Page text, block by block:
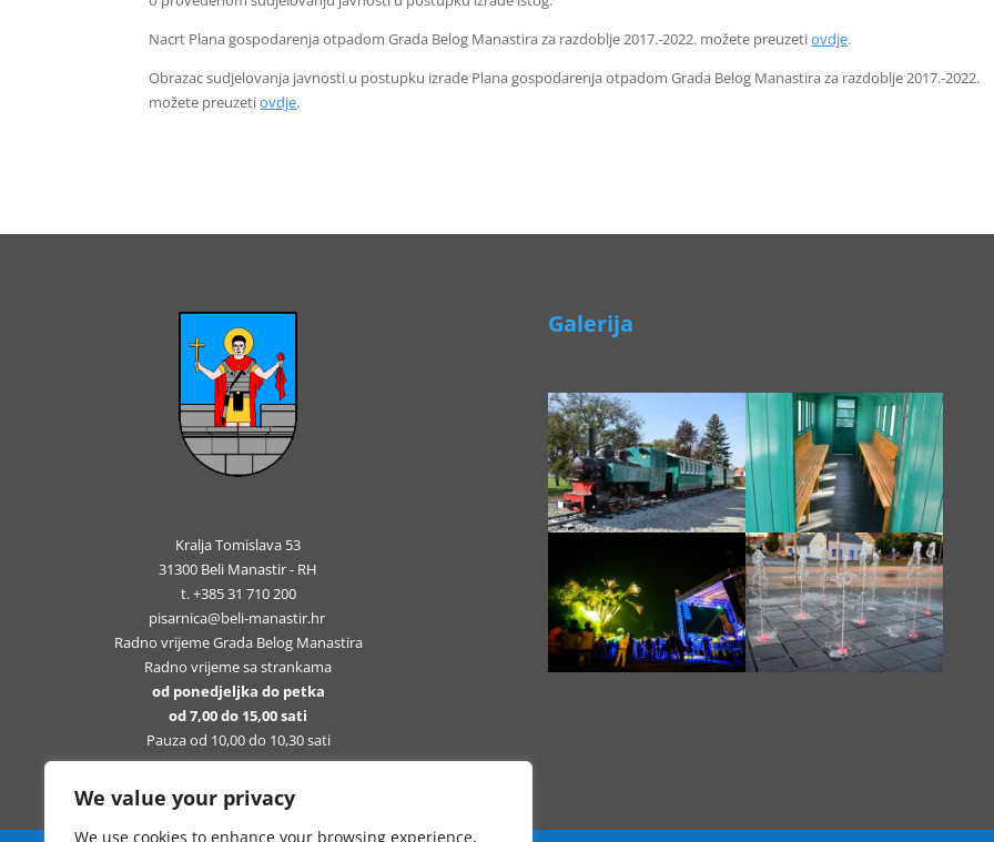
We value your privacy
We use cookies to enhance your browsing experience,
Nacrt Plana gospodarenja otpadom Grada Belog Manastira za razdoblje 2017.-2022. možete preuzetiovdje.
Obrazac sudjelovanja javnosti u postupku izrade Plana gospodarenja otpadom Grada Belog Manastira za razdoblje 2017.-2022.
možete preuzetiovdje.
Kralja Tomislava 53
31300 Beli Manastir - RH
t. +385 31 710 200
pisarnica@beli-manastir.hr
Radno vrijeme Grada Belog Manastira
Radno vrijeme sa strankama
od ponedjeljka do petka
od 7,00 do 15,00 sati
Pauza od 10,00 do 10,30 sati
Galerija